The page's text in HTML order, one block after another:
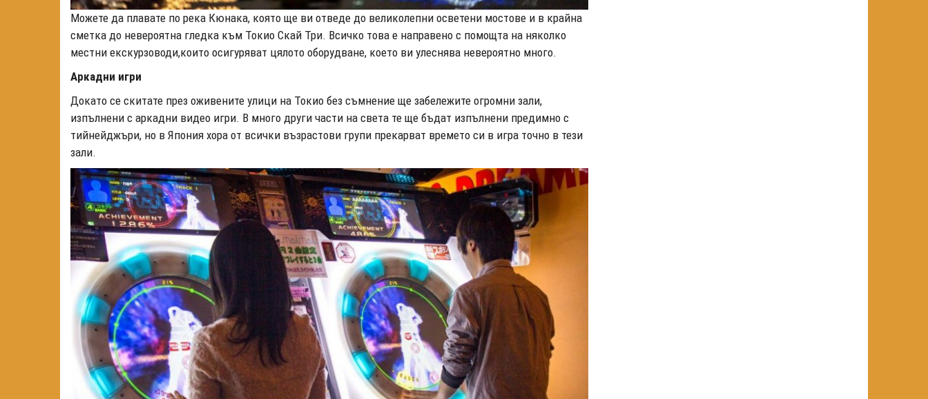
Можете да плавате по река Кюнака, която ще ви отведе до великолепни осветени мостове и в крайна
сметка до невероятна гледка към Токио Скай Три. Всичко това е направено с помощта на няколко
местни екскурзоводи,които осигуряват цялото оборудване, което ви улеснява невероятно много.
Аркадни игри
Докато се скитате през оживените улици на Токио без съмнение ще забележите огромни зали,
изпълнени с аркадни видео игри. В много други части на света те ще бъдат изпълнени предимно с
тийнейджъри, но в Япония хора от всички възрастови групи прекарват времето си в игра точно в тези
зали.